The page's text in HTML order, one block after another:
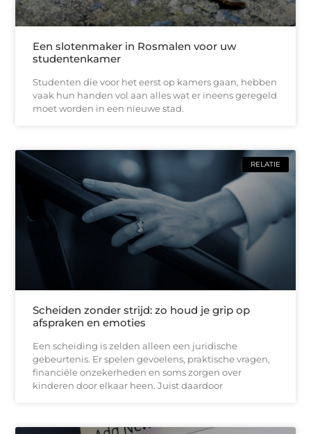
Een slotenmaker in Rosmalen voor uw
studentenkamer
Studenten die voor het eerst op kamers gaan, hebben
vaak hun handen vol aan alles wat er ineens geregeld
moet worden in een nieuwe stad.
RELATIE
Scheiden zonder strijd: zo houd je grip op
afspraken en emoties
Een scheiding is zelden alleen een juridische
gebeurtenis. Er spelen gevoelens, praktische vragen,
financiële onzekerheden en soms zorgen over
kinderen door elkaar heen. Juist daardoor